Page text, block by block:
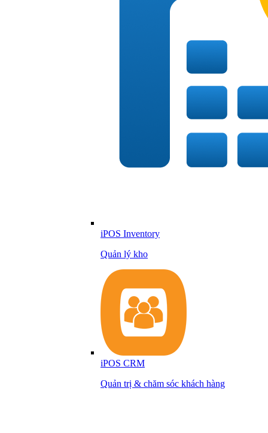
iPOS Inventory
Quản lý kho
iPOS CRM
Quản trị & chăm sóc khách hàng